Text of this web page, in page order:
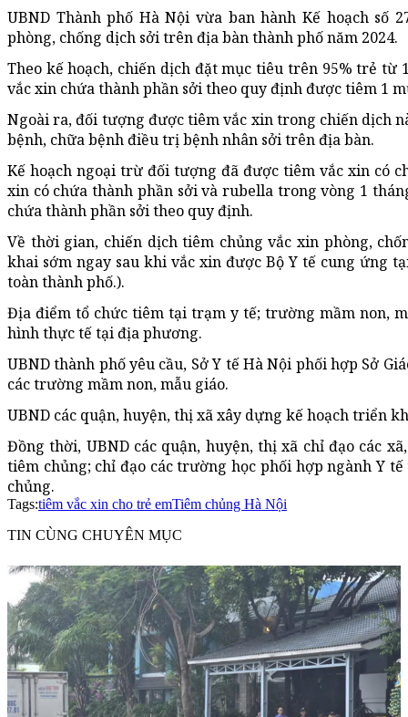
UBND Thành phố Hà Nội vừa ban hành Kế hoạch số
phòng, chống dịch sởi trên địa bàn thành phố năm 2024.
Theo kế hoạch, chiến dịch đặt mục tiêu trên 95% trẻ
vắc xin chứa thành phần sởi theo quy định được tiêm 1
Ngoài ra, đối tượng được tiêm vắc xin trong chiến dịch
bệnh, chữa bệnh điều trị bệnh nhân sởi trên địa bàn.
Kế hoạch ngoại trừ đối tượng đã được tiêm vắc xin có
xin có chứa thành phần sởi và rubella trong vòng 1
chứa thành phần sởi theo quy định.
Về thời gian, chiến dịch tiêm chủng vắc xin phòng,
khai sớm ngay sau khi vắc xin được Bộ Y tế cung ứng
toàn thành phố.).
Địa điểm tổ chức tiêm tại trạm y tế; trường mầm non,
hình thực tế tại địa phương.
UBND thành phố yêu cầu, Sở Y tế Hà Nội phối hợp Sở
các trường mầm non, mẫu giáo.
UBND các quận, huyện, thị xã xây dựng kế hoạch triển
Đồng thời, UBND các quận, huyện, thị xã chỉ đạo các
tiêm chủng; chỉ đạo các trường học phối hợp ngành Y
chủng.
Tags:tiêm vắc xin cho trẻ emTiêm chủng Hà Nội
TIN CÙNG CHUYÊN MỤC